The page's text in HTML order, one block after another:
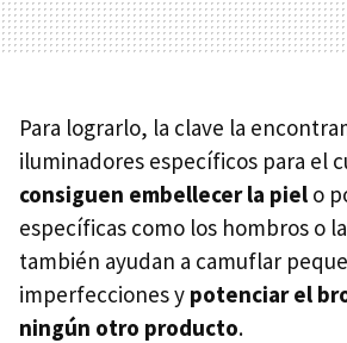
Para lograrlo, la clave la
iluminadores específicos para el
consiguen embellecer la piel o
específicas como los hombros o
también ayudan a camuflar
imperfecciones y potenciar el
ningún otro producto.